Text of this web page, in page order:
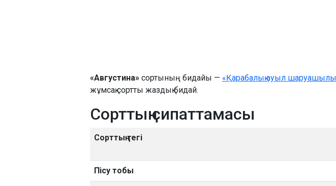
«Августина» сортының бидайы — «Қарабалық ауыл
жұмсақ сортты жаздық бидай.
Сорттың сипаттамасы
Сорттың тегі
Пісу тобы